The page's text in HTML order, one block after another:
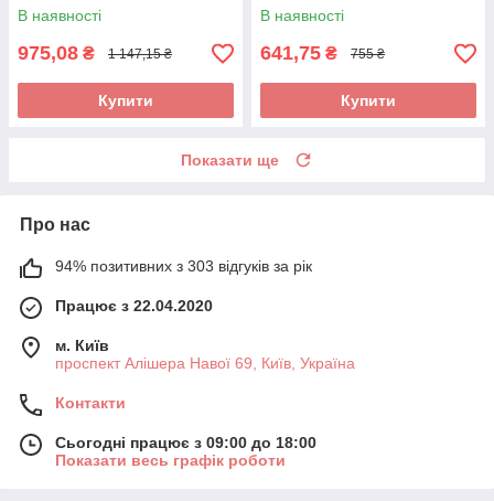
В наявності
975,08 ₴ 1 147,15 ₴
Купити
В наявності
641,75 ₴ 755 ₴
Купити
Показати ще
Про нас
94% позитивних з 303 відгуків за рік
Працює з 22.04.2020
м. Київ
проспект Алішера Навої 69, Київ, Україна
Контакти
Сьогодні працює з 09:00 до 18:00
Показати весь графік роботи